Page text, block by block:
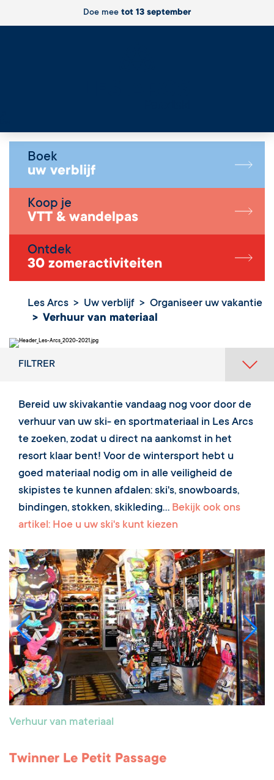
Doe mee tot 13 september
Boek
uw verblijf
Koop je
VTT & wandelpas
Ontdek
30 zomeractiviteiten
Les Arcs Uw verblijf
Organiseer uw vakantie
Verhuur van materiaal
FILTRER
Bereid uw skivakantie vandaag nog voor door de
verhuur van uw ski- en sportmateriaal in Les Arcs
te zoeken, zodat u direct na aankomst in het
resort klaar bent! Voor de wintersport hebt u
goed materiaal nodig om in alle veiligheid de
skipistes te kunnen afdalen: ski's, snowboards,
bindingen, stokken, skikleding... Bekijk ook ons
artikel: Hoe u uw ski's kunt kiezen
Verhuur van materiaal
Twinner Le Petit Passage